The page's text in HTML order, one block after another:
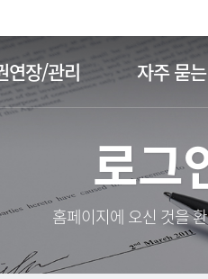
연장/관리 자주 묻
로그
홈페이지에 오신 것을